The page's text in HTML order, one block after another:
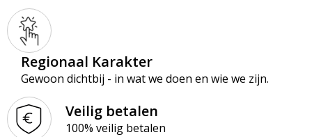
Regionaal Karakter
Gewoon dichtbij - in wat we doen en wie we zijn.
Veilig betalen
100% veilig betalen